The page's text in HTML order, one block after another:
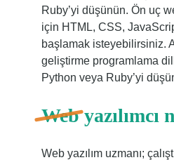
Ruby’yi düşünün. Ön uç
için HTML, CSS,
başlamak isteyebilirsiniz.
geliştirme programlama
Python veya Ruby’yi
Web yazılımcı
Web yazılım uzmanı;